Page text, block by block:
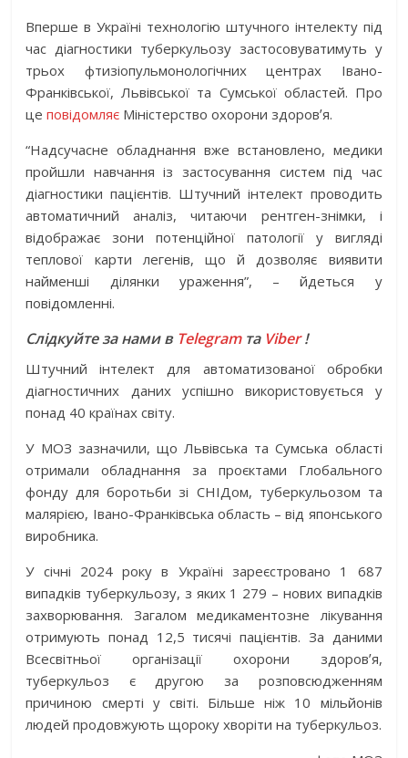
Вперше в Україні технологію штучного інтелекту під
час діагностики туберкульозу застосовуватимуть у
трьох фтизіопульмонологічних центрах Івано-
Франківської, Львівської та Сумської областей. Про
цеповідомляє Міністерство охорони здоровʼя.
“Надсучасне обладнання вже встановлено, медики
пройшли навчання із застосування систем під час
діагностики пацієнтів. Штучний інтелект проводить
автоматичний аналіз, читаючи рентген-знімки, і
відображає зони потенційної патології у вигляді
теплової карти легенів, що й дозволяє виявити
найменші ділянки ураження”, – йдеться у
повідомленні.
Слідкуйте за нами в Telegramта Viber!
Штучний інтелект для автоматизованої обробки
діагностичних даних успішно використовується у
понад 40 країнах світу.
У МОЗ зазначили, що Львівська та Сумська області
отримали обладнання за проєктами Глобального
фонду для боротьби зі СНІДом, туберкульозом та
малярією, Івано-Франківська область – від японського
виробника.
У січні 2024 року в Україні зареєстровано 1 687
випадків туберкульозу, з яких 1 279 – нових випадків
захворювання. Загалом медикаментозне лікування
отримують понад 12,5 тисячі пацієнтів. За даними
Всесвітньої організації охорони здоровʼя,
туберкульоз є другою за розповсюдженням
причиною смерті у світі. Більше ніж 10 мільйонів
людей продовжують щороку хворіти на туберкульоз.